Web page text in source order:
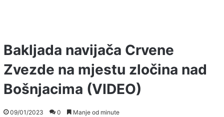
Bakljada navijača Crvene
Zvezde na mjestu zločina nad
Bošnjacima (VIDEO)
09/01/2023 0 Manje od minute